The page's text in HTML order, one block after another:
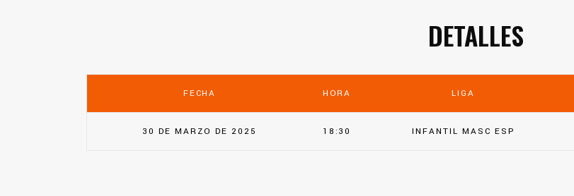
DETALLES
FECHA HORA LIGA
30 DE MARZO DE 2025 18:30 INFANTIL MASC ESP